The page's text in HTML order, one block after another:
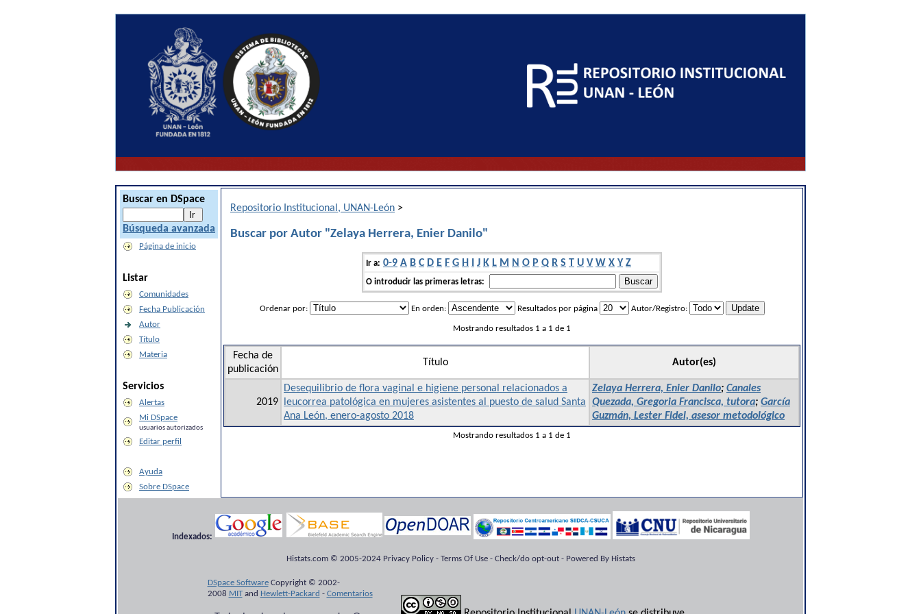
Buscar en DSpace
Búsqueda avanzada
Página de inicio
Listar
Comunidades
Fecha Publicación
Autor
Título
Materia
Servicios
Alertas
Mi DSpace
usuarios autorizados
Editar perfil
Ayuda
Sobre DSpace
Repositorio Institucional, UNAN-León >
Buscar por Autor "Zelaya Herrera, Enier Danilo"
Ir a: 0-9 A B C D E F G H I J K L M N O P Q R S T U V W X Y Z
O introducir las primeras letras:
Ordenar por: En orden: Resultados por página Autor/Registro:
Mostrando resultados 1 a 1 de 1
Fecha de
publicación
Título Autor(es)
2019
Desequilibrio de flora vaginal e higiene personal relacionados a
leucorrea patológica en mujeres asistentes al puesto de salud Santa
Ana León, enero-agosto 2018
Zelaya Herrera, Enier Danilo; Canales
Quezada, Gregoria Francisca, tutora; García
Guzmán, Lester Fidel, asesor metodológico
Mostrando resultados 1 a 1 de 1
Indexados:
Histats.com © 2005-2024 Privacy Policy - Terms Of Use - Check/do opt-out - Powered By Histats
DSpace SoftwareCopyright © 2002-
2008 MITand Hewlett-Packard - Comentarios